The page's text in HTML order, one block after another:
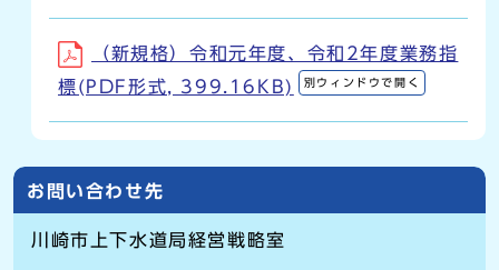
（新規格）令和元年度、令和2年度業務指
標(PDF形式, 399.16KB)
別ウィンドウで開く
お問い合わせ先
川崎市上下水道局経営戦略室